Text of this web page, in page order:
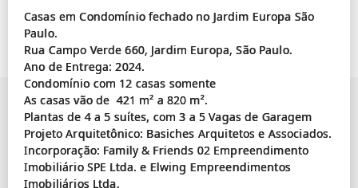
Casas em Condomínio fechado no Jardim Europa São
Paulo.
Rua Campo Verde 660, Jardim Europa, São Paulo.
Ano de Entrega: 2024.
Condomínio com 12 casas somente
As casas vão de 421 m² a 820 m².
Plantas de 4 a 5 suítes, com 3 a 5 Vagas de Garagem
Projeto Arquitetônico: Basiches Arquitetos e Associados.
Incorporação: Family & Friends 02 Empreendimento
Imobiliário SPE Ltda. e Elwing Empreendimentos
Imobiliários Ltda.